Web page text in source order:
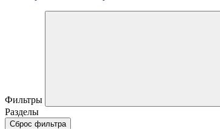
Фильтры
Разделы
Сброс фильтра